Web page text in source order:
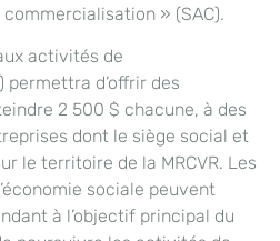
» (SAC).
activités de
permettra d’offrir des
2 500 $ chacune, à des
dont le siège social et
le territoire de la MRCVR. Les
sociale peuvent
à l’objectif principal du